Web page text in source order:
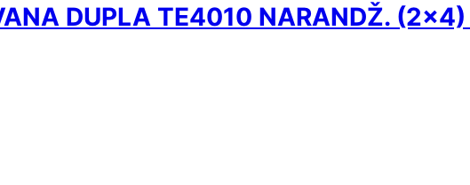
DUPLA TE4010 NARANDŽ.